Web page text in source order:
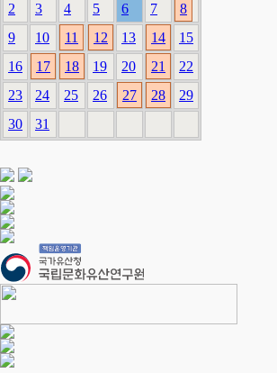
2
3 4 5 6 7
8
9
10 11 12 13 14
15
16
17 18 19 20 21
22
23
24 25 26 27 28
29
30
31